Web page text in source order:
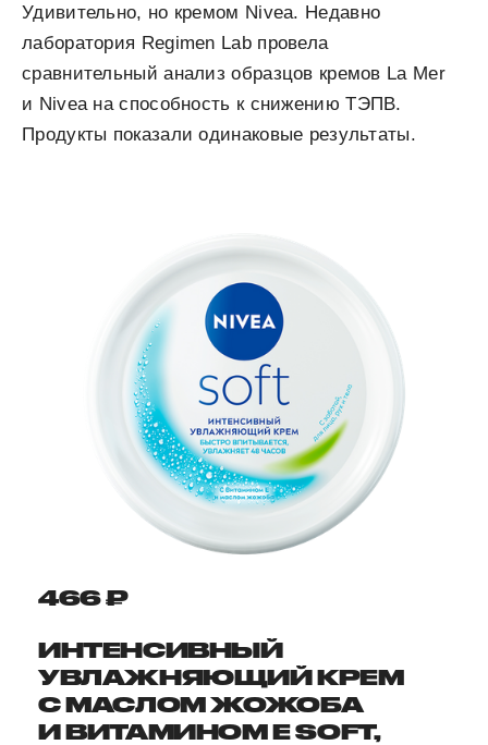
Удивительно, но кремом Nivea. Недавно
лаборатория Regimen Lab провела
сравнительный анализ образцов кремов La Mer
и Nivea на способность к снижению ТЭПВ.
Продукты показали одинаковые результаты.
466 ₽
ИНТЕНСИВНЫЙ
УВЛАЖНЯЮЩИЙ КРЕМ
С МАСЛОМ ЖОЖОБА
И ВИТАМИНОМ E SOFT,